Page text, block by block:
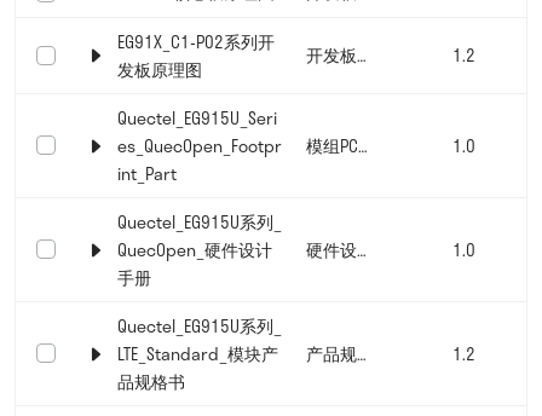
EG91X_C1-P02系列开
发板原理图
开发板文档 1.2
Quectel_EG915U_Seri
es_QuecOpen_Footpr
int_Part
模组PCB封装 1.0
Quectel_EG915U系列_
QuecOpen_硬件设计
手册
硬件设计手册 1.0
Quectel_EG915U系列_
LTE_Standard_模块产
品规格书
产品规格书 1.2